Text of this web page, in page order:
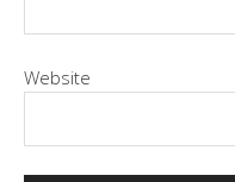
Website